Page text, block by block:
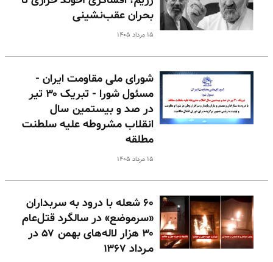
بحران عقب‌نشینی
۱۵ مرداد ۱۴۰۵
شورای ملی مقاومت ایران -
مسئول شورا - تبریک ۳۰ تیر
در صد و بیستمین سال
انقلاب مشروطه علیه سلطنت
مطلقه
۱۵ مرداد ۱۴۰۵
۶۰ شعله با درود به سربداران
«سرموضع» در سالگرد قتل‌عام
۳۰ هزار لاله‌های بهمن ۵۷ در
مـرداد ۱۳۶۷